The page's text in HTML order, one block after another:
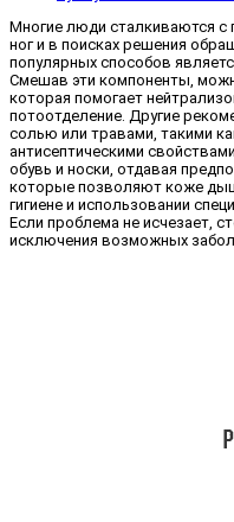
Многие люди сталкиваются
ног и в поисках решения
популярных способов
Смешав эти компоненты,
которая помогает
потоотделение. Другие
солью или травами, такими
антисептическими
обувь и носки, отдавая
которые позволяют коже
гигиене и использовании
Если проблема не исчезает,
исключения возможных